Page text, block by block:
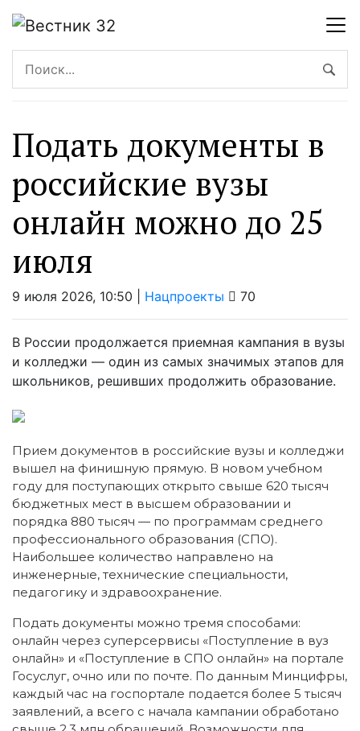
Подать документы в
российские вузы
онлайн можно до 25
июля
9 июля 2026, 10:50 | Нацпроекты 70
В России продолжается приемная кампания в вузы
и колледжи — один из самых значимых этапов для
школьников, решивших продолжить образование.
Прием документов в российские вузы и колледжи
вышел на финишную прямую. В новом учебном
году для поступающих открыто свыше 620 тысяч
бюджетных мест в высшем образовании и
порядка 880 тысяч — по программам среднего
профессионального образования (СПО).
Наибольшее количество направлено на
инженерные, технические специальности,
педагогику и здравоохранение.
Подать документы можно тремя способами:
онлайн через суперсервисы «Поступление в вуз
онлайн» и «Поступление в СПО онлайн» на портале
Госуслуг, очно или по почте. По данным Минцифры,
каждый час на госпортале подается более 5 тысяч
заявлений, а всего с начала кампании обработано